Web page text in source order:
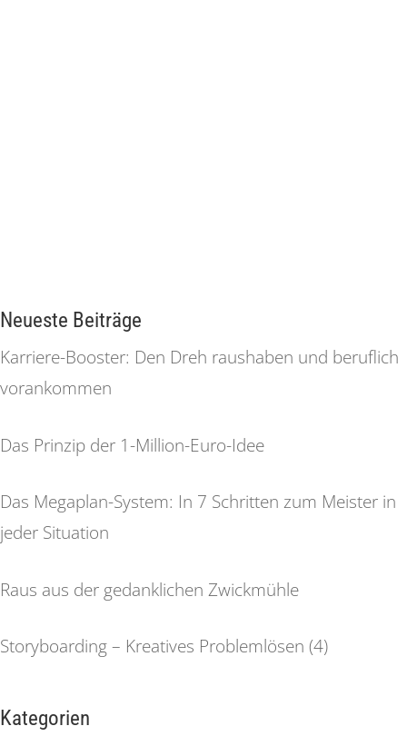
Neueste Beiträge
Karriere-Booster: Den Dreh raushaben und beruflich
vorankommen
Das Prinzip der 1-Million-Euro-Idee
Das Megaplan-System: In 7 Schritten zum Meister in
jeder Situation
Raus aus der gedanklichen Zwickmühle
Storyboarding – Kreatives Problemlösen (4)
Kategorien